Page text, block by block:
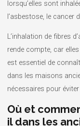
lorsqu’elles sont
l’asbestose, le cancer
L’inhalation de fibres
rende compte, car
est essentiel de
dans les maisons
nécessaires pour éviter
Où et
il dans les